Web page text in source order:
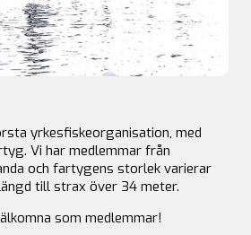
yrkesfiskeorganisation, med
Vi har medlemmar från
och fartygens storlek varierar
till strax över 34 meter.
som medlemmar!